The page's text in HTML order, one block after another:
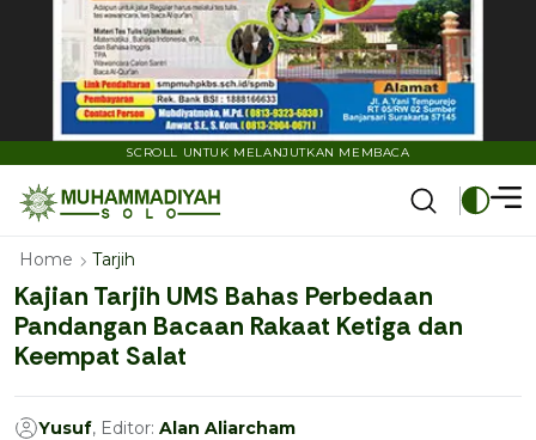
SCROLL UNTUK MELANJUTKAN MEMBACA
Home Tarjih
Kajian Tarjih UMS Bahas Perbedaan
Pandangan Bacaan Rakaat Ketiga dan
Keempat Salat
Yusuf, Editor: Alan Aliarcham